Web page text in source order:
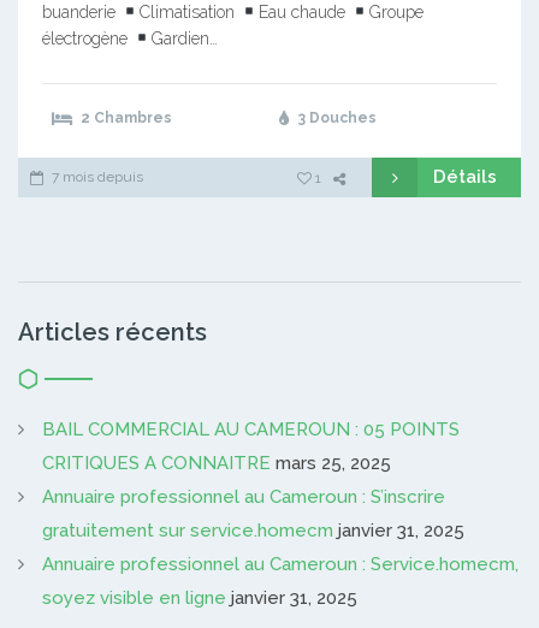
buanderie
Climatisation Eau chaude
Groupe
électrogène
Gardien…
2 Chambres 3 Douches
7 mois depuis 1 Détails
Articles récents
BAIL COMMERCIAL AU CAMEROUN : 05 POINTS
CRITIQUES A CONNAITRE mars 25, 2025
Annuaire professionnel au Cameroun : S’inscrire
gratuitement sur service.homecm janvier 31, 2025
Annuaire professionnel au Cameroun : Service.homecm,
soyez visible en ligne janvier 31, 2025